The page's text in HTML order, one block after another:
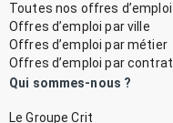
Toutes nos offres d’emploi
Offres d’emploi par ville
Offres d’emploi par métier
Offres d’emploi par contrat
Qui sommes-nous ?
Le Groupe Crit